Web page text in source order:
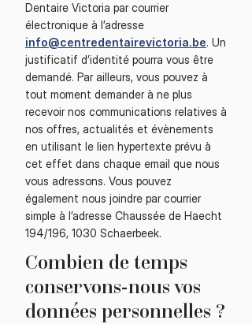
Dentaire Victoria par courrier
électronique à l’adresse
info@centredentairevictoria.be. Un
justificatif d’identité pourra vous être
demandé. Par ailleurs, vous pouvez à
tout moment demander à ne plus
recevoir nos communications relatives à
nos offres, actualités et évènements
en utilisant le lien hypertexte prévu à
cet effet dans chaque email que nous
vous adressons. Vous pouvez
également nous joindre par courrier
simple à l’adresse Chaussée de Haecht
194/196, 1030 Schaerbeek.
Combien de temps
conservons-nous vos
données personnelles ?